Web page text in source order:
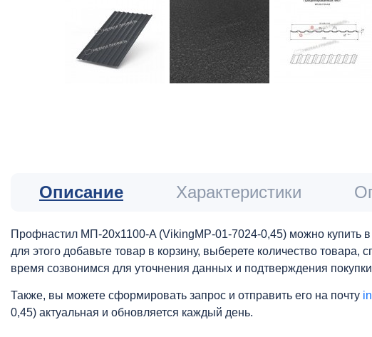
Описание Характеристики
Профнастил МП-20x1100-A (VikingMP-01-7024-0,45) можно купить
для этого добавьте товар в корзину, выберете количество
время созвонимся для уточнения данных и подтверждения
Также, вы можете сформировать запрос и отправить его на почту
0,45) актуальная и обновляется каждый день.